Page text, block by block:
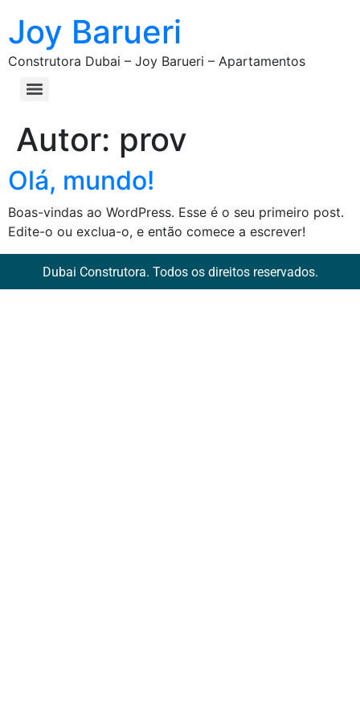
Joy Barueri
Construtora Dubai – Joy Barueri – Apartamentos
Autor: prov
Olá, mundo!
Boas-vindas ao WordPress. Esse é o seu primeiro post.
Edite-o ou exclua-o, e então comece a escrever!
Dubai Construtora. Todos os direitos reservados.